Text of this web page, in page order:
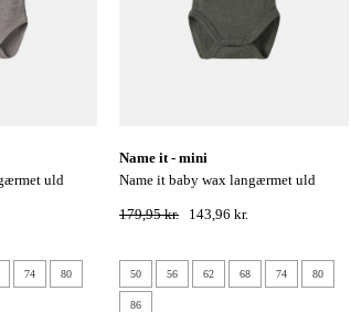
74 80
name it - mini
name it baby wax langærmet uld
179,95 kr. 143,96 kr.
50 56 62 68 74 80
86